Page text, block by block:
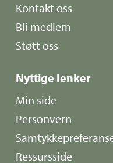
Kontakt oss
Bli medlem
Støtt oss
Nyttige lenker
Min side
Personvern
Ressursside